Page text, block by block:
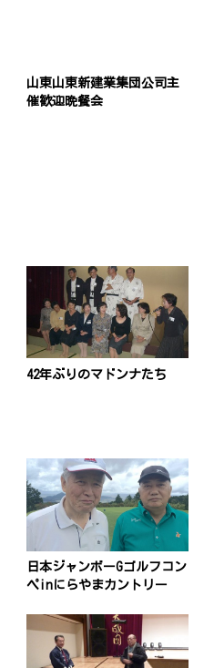
山東山東新建業集団公司主
催歓迎晩餐会
42年ぶりのマドンナたち
日本ジャンボーGゴルフコン
ペinにらやまカントリー